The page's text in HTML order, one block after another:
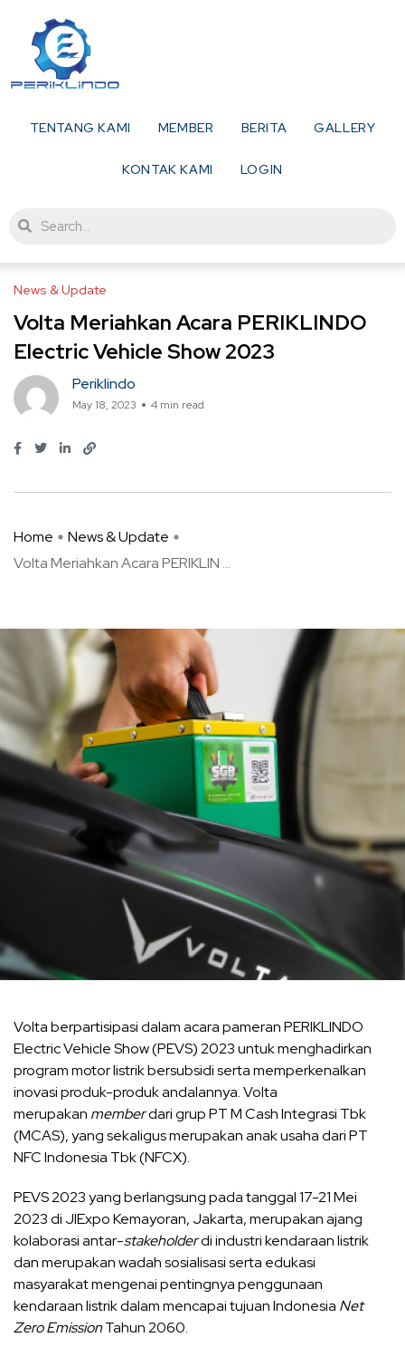
TENTANG KAMI MEMBER BERITA GALLERY
KONTAK KAMI LOGIN
News & Update
Volta Meriahkan Acara PERIKLINDO
Electric Vehicle Show 2023
Periklindo
May 18, 2023 4 min read
Home
News & Update
Volta Meriahkan Acara PERIKLIN ...
Volta berpartisipasi dalam acara pameran PERIKLINDO
Electric Vehicle Show (PEVS) 2023 untuk menghadirkan
program motor listrik bersubsidi serta memperkenalkan
inovasi produk-produk andalannya. Volta
merupakan memberdari grup PT M Cash Integrasi Tbk
(MCAS), yang sekaligus merupakan anak usaha dari PT
NFC Indonesia Tbk (NFCX).
PEVS 2023 yang berlangsung pada tanggal 17-21 Mei
2023 di JIExpo Kemayoran, Jakarta, merupakan ajang
kolaborasi antar-stakeholderdi industri kendaraan listrik
dan merupakan wadah sosialisasi serta edukasi
masyarakat mengenai pentingnya penggunaan
kendaraan listrik dalam mencapai tujuan Indonesia Net
Zero EmissionTahun 2060.